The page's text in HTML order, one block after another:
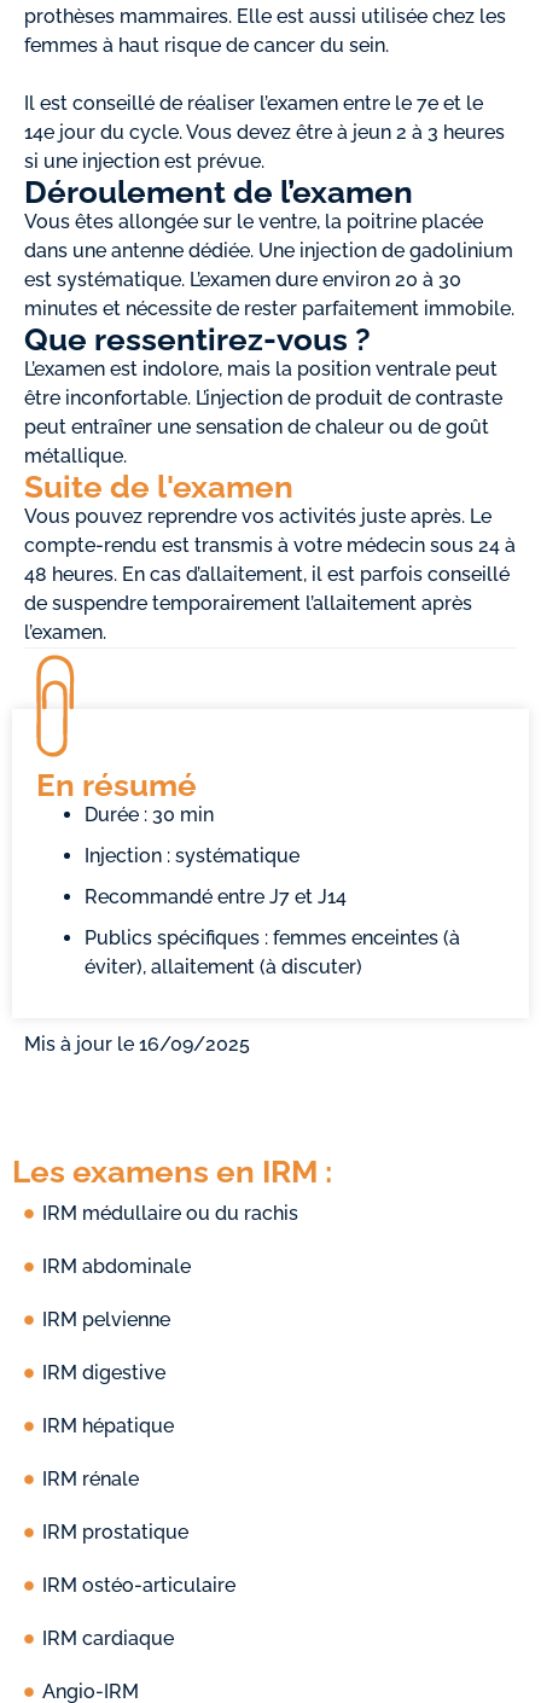
prothèses mammaires. Elle est aussi utilisée chez les
femmes à haut risque de cancer du sein.
Il est conseillé de réaliser l’examen entre le 7e et le
14e jour du cycle. Vous devez être à jeun 2 à 3 heures
si une injection est prévue.
Déroulement de l’examen
Vous êtes allongée sur le ventre, la poitrine placée
dans une antenne dédiée. Une injection de gadolinium
est systématique. L’examen dure environ 20 à 30
minutes et nécessite de rester parfaitement immobile.
Que ressentirez-vous ?
L’examen est indolore, mais la position ventrale peut
être inconfortable. L’injection de produit de contraste
peut entraîner une sensation de chaleur ou de goût
métallique.
Suite de l'examen
Vous pouvez reprendre vos activités juste après. Le
compte-rendu est transmis à votre médecin sous 24 à
48 heures. En cas d’allaitement, il est parfois conseillé
de suspendre temporairement l’allaitement après
l’examen.
En résumé
Durée : 30 min
Injection : systématique
Recommandé entre J7 et J14
Publics spécifiques : femmes enceintes (à
éviter), allaitement (à discuter)
Mis à jour le 16/09/2025
Les examens en IRM :
IRM médullaire ou du rachis
IRM abdominale
IRM pelvienne
IRM digestive
IRM hépatique
IRM rénale
IRM prostatique
IRM ostéo-articulaire
IRM cardiaque
Angio-IRM